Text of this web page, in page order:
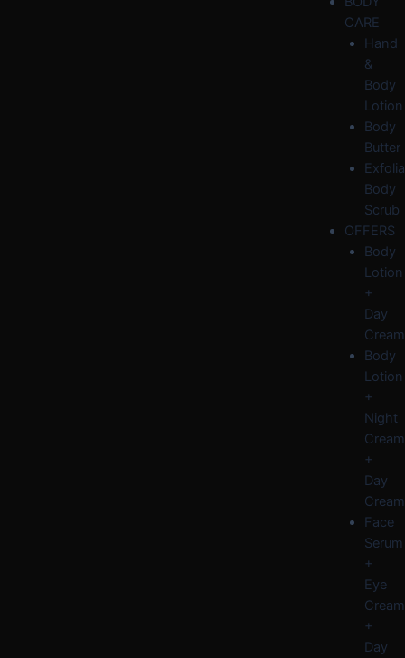
CARE
Hand
&
Body
Lotion
Body
Butter
Body
Scrub
OFFERS
Body
Lotion
+
Day
Cream
Body
Lotion
+
Night
Cream
+
Day
Cream
Face
Serum
+
Eye
Cream
+
Day